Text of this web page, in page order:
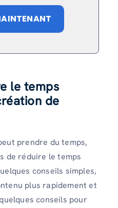
le temps
de
prendre du temps,
de réduire le temps
conseils simples,
plus rapidement et
conseils pour